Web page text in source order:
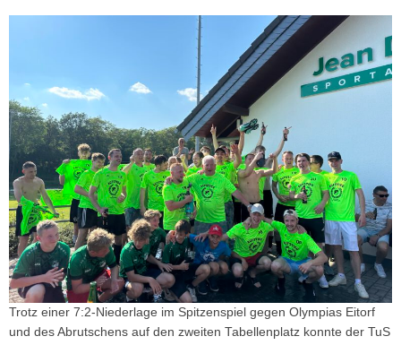
Trotz einer 7:2-Niederlage im Spitzenspiel gegen Olympias Eitorf
und des Abrutschens auf den zweiten Tabellenplatz konnte der TuS